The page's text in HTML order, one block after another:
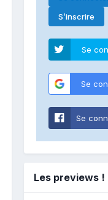
S’inscrire
Se
Se
Se
Les previews !